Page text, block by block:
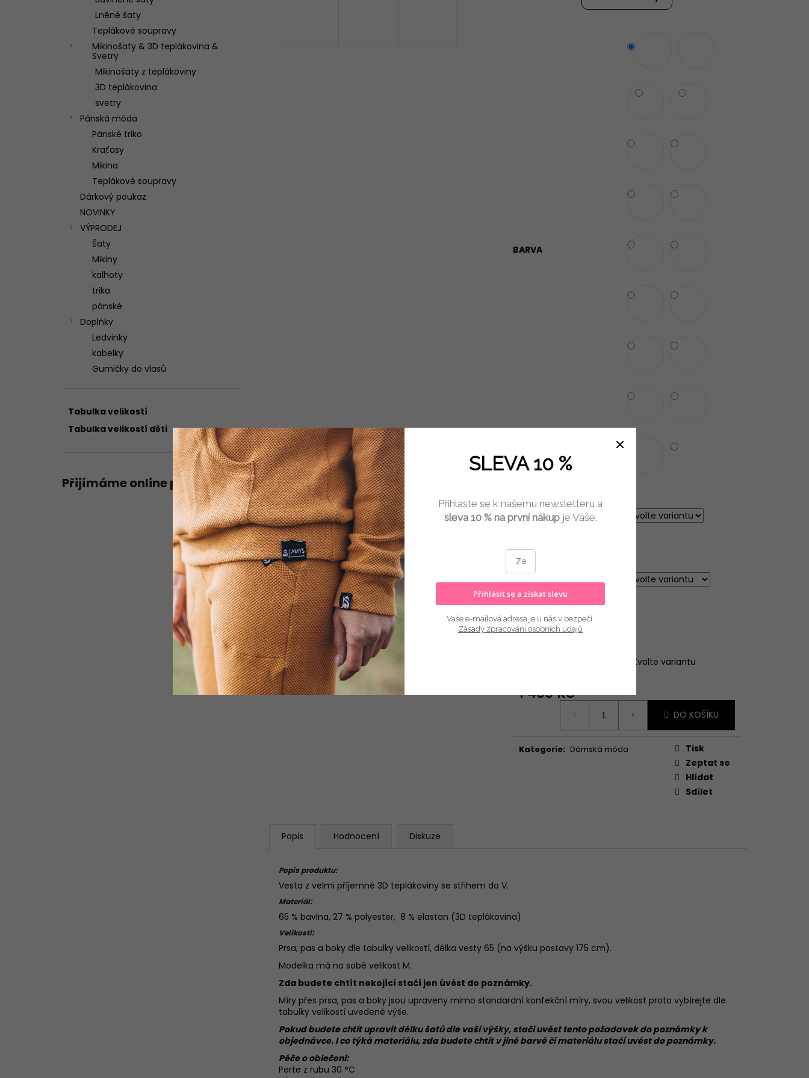
Lněné šaty
Teplákové soupravy
Mikinošaty & 3D teplákovina &
Svetry
Mikinošaty z teplákoviny
3D teplákovina
svetry
Pánská móda
Pánské triko
Kraťasy
Mikina
Teplákové soupravy
Dárkový poukaz
NOVINKY
VÝPRODEJ
Šaty
Mikiny
kalhoty
trika
pánské
Doplňky
Ledvinky
kabelky
Gumičky do vlasů
Tabulka velikostí
Tabulka velikostí děti
Přijímáme online platby
BARVA
VELIKOST
Zvolte variantu
1 400 Kč
DO KOŠÍKU
Kategorie: Dámská móda
Tisk
Zeptat se
Hlídat
Sdílet
Popis Hodnocení Diskuze
Popis produktu:
Vesta z velmi příjemné 3D teplákoviny se střihem do V.
Materiál:
65 % bavlna, 27 % polyester, 8 % elastan (3D teplákovina)
Velikosti:
Prsa, pas a boky dle tabulky velikostí, délka vesty 65 (na výšku postavy 175 cm).
Modelka má na sobě velikost M.
Zda budete chtít nekojící stačí jen úvést do poznámky.
Míry přes prsa, pas a boky jsou upraveny mimo standardní konfekční míry, svou velikost proto vybírejte dle
tabulky velikostí uvedené výše.
Pokud budete chtít upravit délku šatů dle vaší výšky, stačí uvést tento požadavek do poznámky k
objednávce. I co týká materiálu, zda budete chtít v jiné barvě či materiálu stačí uvést do poznámky.
Péče o oblečení:
Perte z rubu 30 °C
ŠATY DONUTELLA Z MUŠELÍNU
2 100 Kč
TEOLÁKOVÁ SOUPRAVA LOVET
SLEVA 10 %
Přihlaste se k našemu newsletteru a
sleva 10 % na první nákupje Vaše.
Přihlásit se a získat slevu
Vaše e-mailová adresa je u nás v bezpečí.
Zásady zpracování osobních údajů